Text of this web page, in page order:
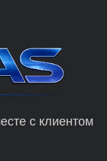
с клиентом